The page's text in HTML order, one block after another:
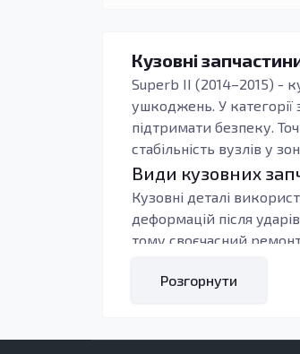
Кузовні
Superb II (2014–2015) -
ушкоджень. У категорії
підтримати безпеку.
стабільність вузлів у
Види кузовних
Кузовні деталі
деформацій після
тому своєчасний
Під час підбору
Кому підходять ці
Розгорнути